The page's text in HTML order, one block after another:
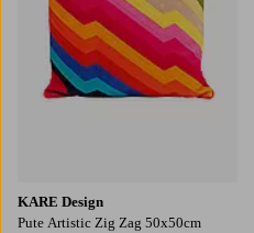
KARE Design
Pute Artistic Zig Zag 50x50cm